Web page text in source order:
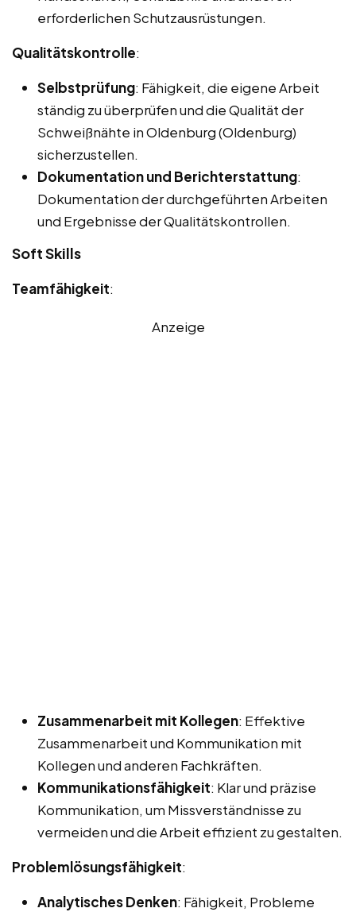
erforderlichen Schutzausrüstungen.
Qualitätskontrolle:
Selbstprüfung: Fähigkeit, die eigene Arbeit
ständig zu überprüfen und die Qualität der
Schweißnähte in Oldenburg (Oldenburg)
sicherzustellen.
Dokumentation und Berichterstattung:
Dokumentation der durchgeführten Arbeiten
und Ergebnisse der Qualitätskontrollen.
Soft Skills
Teamfähigkeit:
Anzeige
Zusammenarbeit mit Kollegen: Effektive
Zusammenarbeit und Kommunikation mit
Kollegen und anderen Fachkräften.
Kommunikationsfähigkeit: Klar und präzise
Kommunikation, um Missverständnisse zu
vermeiden und die Arbeit effizient zu gestalten.
Problemlösungsfähigkeit:
Analytisches Denken: Fähigkeit, Probleme